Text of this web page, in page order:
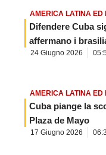
AMERICA LATINA ED
Difendere Cuba
affermano i
24 Giugno 2026
AMERICA LATINA ED
Cuba piange la
Plaza de Mayo
17 Giugno 2026